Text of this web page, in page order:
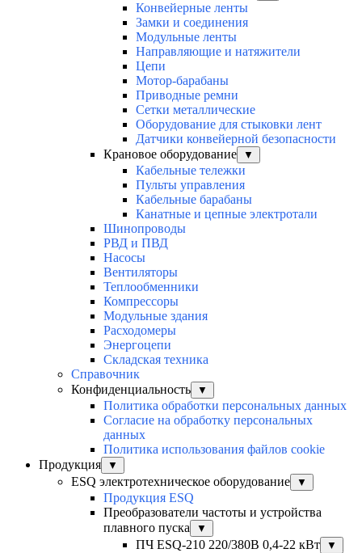
Конвейерные ленты
Замки и соединения
Модульные ленты
Направляющие и натяжители
Цепи
Мотор-барабаны
Приводные ремни
Сетки металлические
Оборудование для стыковки лент
Датчики конвейерной безопасности
Крановое оборудование
▼
Кабельные тележки
Пульты управления
Кабельные барабаны
Канатные и цепные электротали
Шинопроводы
РВД и ПВД
Насосы
Вентиляторы
Теплообменники
Компрессоры
Модульные здания
Расходомеры
Энергоцепи
Складская техника
Справочник
Конфиденциальность
▼
Политика обработки персональных данных
Согласие на обработку персональных
данных
Политика использования файлов cookie
Продукция
▼
ESQ электротехническое оборудование ▼
Продукция ESQ
Преобразователи частоты и устройства
плавного пуска
▼
ПЧ ESQ-210 220/380В 0,4-22 кВт ▼